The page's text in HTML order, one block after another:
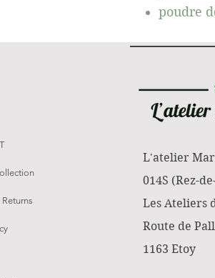
poudre
L'atelier
014S (Rez-
Les Ateliers
Route de
1163 Etoy